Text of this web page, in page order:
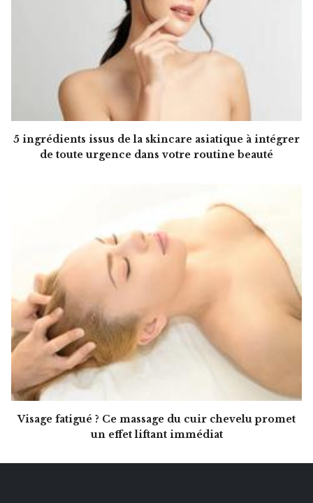
5 ingrédients issus de la skincare asiatique à intégrer
de toute urgence dans votre routine beauté
Visage fatigué ? Ce massage du cuir chevelu promet
un effet liftant immédiat